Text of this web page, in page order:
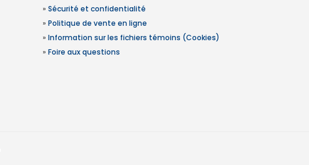
» Sécurité et confidentialité
» Politique de vente en ligne
» Information sur les fichiers témoins (Cookies)
» Foire aux questions